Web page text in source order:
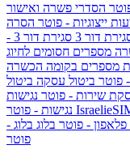
הסדרי פשרה ואישור
ייצוגיות - פוטר הסרה
דור 3
סגירת דור 3 -
מספרים חסומים לחיוג
מספרים בקומה הכשרה
פוטר ביטול עסקה ביטול
שירות - פוטר נגישות
- פוטר בלוג בלוג -
פוטר